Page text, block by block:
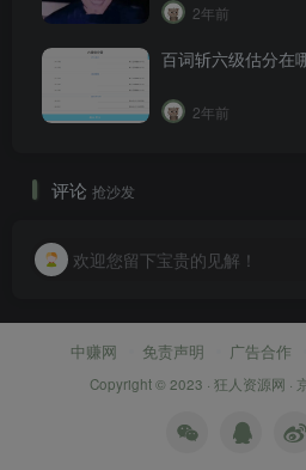
2年前
百词斩六级估分在
2年前
评论 抢沙发
欢迎您留下宝贵的见解！
中赚网 免责声明 广告合作
Copyright © 2023 · 狂人资源网 ·